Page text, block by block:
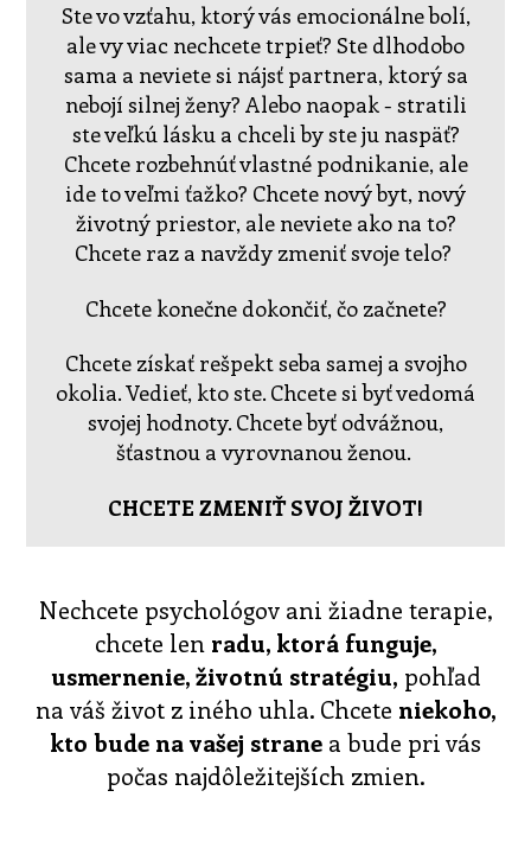
Ste vo vzťahu, ktorý vás emocionálne bolí,
ale vy viac nechcete trpieť? Ste dlhodobo
sama a neviete si nájsť partnera, ktorý sa
nebojí silnej ženy? Alebo naopak - stratili
ste veľkú lásku a chceli by ste ju naspäť?
Chcete rozbehnúť vlastné podnikanie, ale
ide to veľmi ťažko? Chcete nový byt, nový
životný priestor, ale neviete ako na to?
Chcete raz a navždy zmeniť svoje telo?
Chcete konečne dokončiť, čo začnete?
Chcete získať rešpekt seba samej a svojho
okolia. Vedieť, kto ste. Chcete si byť vedomá
svojej hodnoty. Chcete byť odvážnou,
šťastnou a vyrovnanou ženou.
CHCETE ZMENIŤ SVOJ ŽIVOT!
Nechcete psychológov ani žiadne terapie,
chcete len radu, ktorá funguje,
usmernenie, životnú stratégiu, pohľad
na váš život z iného uhla. Chcete niekoho,
kto bude na vašej strane a bude pri vás
počas najdôležitejších zmien.